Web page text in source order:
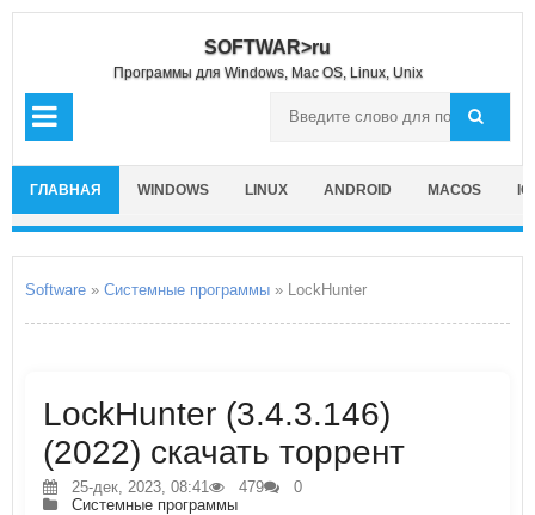
SOFTWAR>ru
Программы для Windows, Mac OS, Linux, Unix
ГЛАВНАЯ WINDOWS LINUX ANDROID MACOS
Software » Системные программы » LockHunter
LockHunter (3.4.3.146)
(2022) скачать торрент
25-дек, 2023, 08:41 479
0
Системные программы